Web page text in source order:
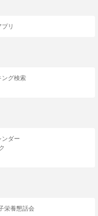
リ
ング検索
ンダー
栄養懇話会